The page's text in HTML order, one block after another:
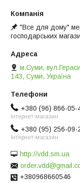
"Все для дому"
господарських
м.Суми,
143, Суми, Україна
+380 (96) 866-05-
Інтернет-магазин
+380 (95) 256-09-
Інтернет-магазин
http://vdd.sm.ua
+380968660546